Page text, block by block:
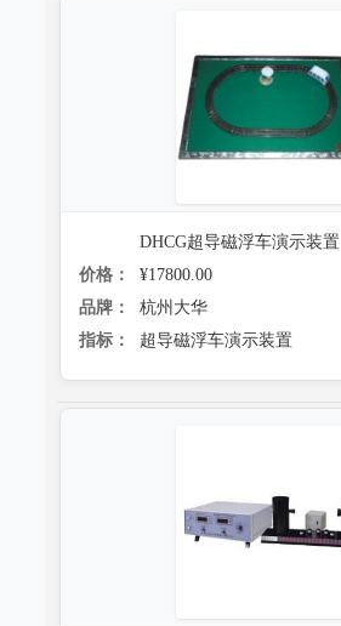
DHCG超导磁浮车演示装置
价格：
¥17800.00
品牌：
杭州大华
指标：
超导磁浮车演示装置